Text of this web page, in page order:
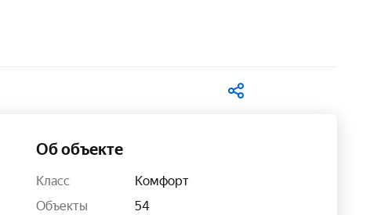
Об объекте
Класс
Комфорт
Объекты
54